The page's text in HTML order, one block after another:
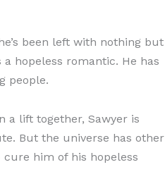
been left with nothing but
hopeless romantic. He has
people.
a lift together, Sawyer is
But the universe has other
cure him of his hopeless